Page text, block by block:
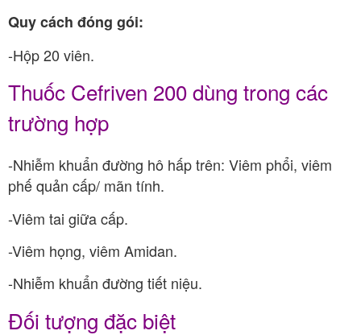
Quy cách đóng gói:
-Hộp 20 viên.
Thuốc Cefriven 200 dùng trong các
trường hợp
-Nhiễm khuẩn đường hô hấp trên: Viêm phổi, viêm
phế quản cấp/ mãn tính.
-Viêm tai giữa cấp.
-Viêm họng, viêm Amidan.
-Nhiễm khuẩn đường tiết niệu.
Đối tượng đặc biệt